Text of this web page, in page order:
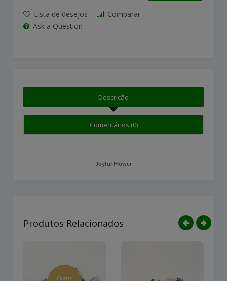
Lista de desejos
Comparar
Ask a Question
Descrição
Comentários (0)
Joyful Flower
Produtos Relacionados